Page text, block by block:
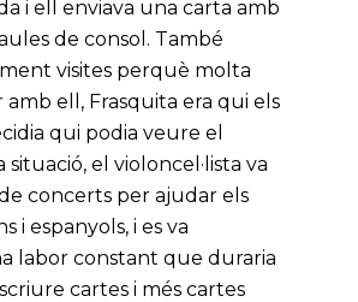
i ell enviava una carta amb
de consol. També
visites perquè molta
ell, Frasquita era qui els
qui podia veure el
situació, el violoncel·lista va
concerts per ajudar els
i espanyols, i es va
labor constant que duraria
cartes i més cartes